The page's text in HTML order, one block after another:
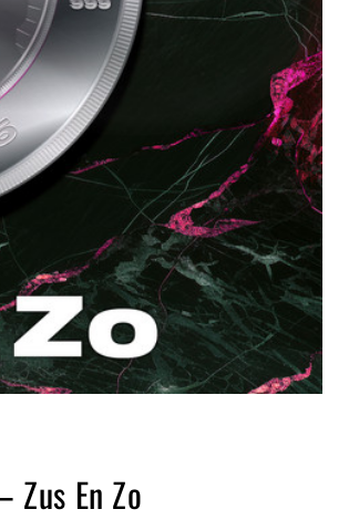
Zus En Zo